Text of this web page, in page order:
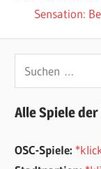
Beitrag:
Nächster
Sensation:
Alle Spiele
OSC-Spiele: